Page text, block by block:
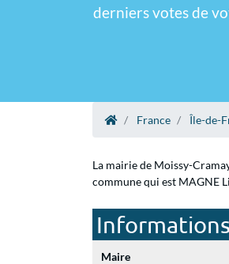
derniers votes de
France Île-de-
La mairie de Moissy-
commune qui est MAGNE
Maire